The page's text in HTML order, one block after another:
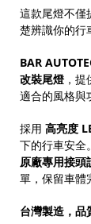
這款尾燈不僅
楚辨識你的行
BAR
改裝尾燈，提
適合的風格與
採用 高亮度
下的行車安全。
原廠專用接頭
單，保留車體
台灣製造，品